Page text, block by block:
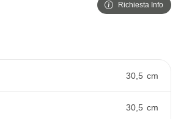
Richiesta Info
30,5 cm
30,5 cm